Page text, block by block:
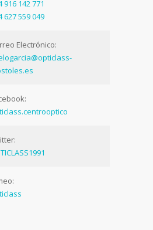
916 142 771
627 559 049
Electrónico: